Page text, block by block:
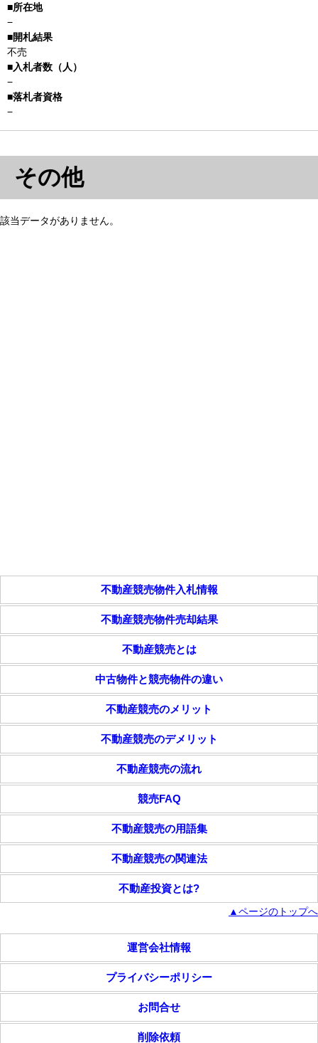
−
不売
−
−
その他
該当データがありません。
不動産競売物件入札情報
不動産競売物件売却結果
不動産競売とは
中古物件と競売物件の違い
不動産競売のメリット
不動産競売のデメリット
不動産競売の流れ
競売FAQ
不動産競売の用語集
不動産競売の関連法
不動産投資とは?
▲ページのトップへ
運営会社情報
プライバシーポリシー
お問合せ
削除依頼